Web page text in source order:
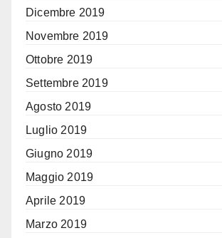
Dicembre 2019
Novembre 2019
Ottobre 2019
Settembre 2019
Agosto 2019
Luglio 2019
Giugno 2019
Maggio 2019
Aprile 2019
Marzo 2019